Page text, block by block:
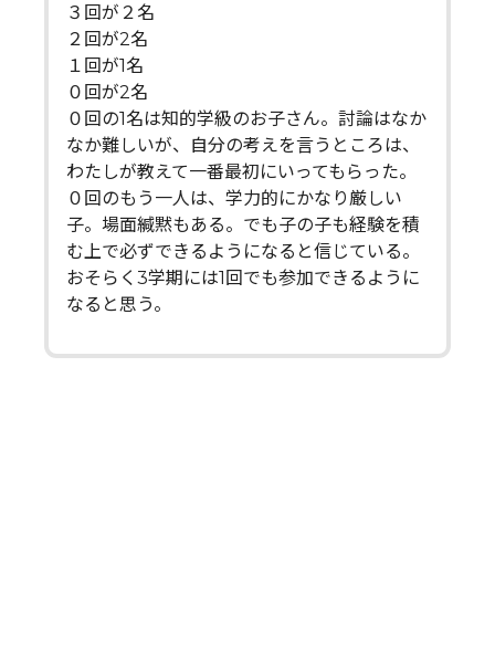
３回が２名
２回が2名
１回が1名
０回が2名
０回の1名は知的学級のお子さん。討論はなか
なか難しいが、自分の考えを言うところは、
わたしが教えて一番最初にいってもらった。
０回のもう一人は、学力的にかなり厳しい
子。場面緘黙もある。でも子の子も経験を積
む上で必ずできるようになると信じている。
おそらく3学期には1回でも参加できるように
なると思う。